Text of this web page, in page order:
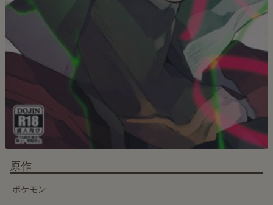
原作
ポケモン